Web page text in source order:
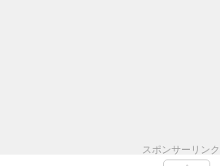
スポンサーリンク